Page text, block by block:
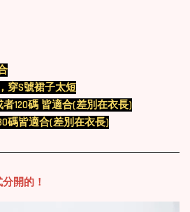
穿S號裙子太短
者120碼 皆適合(差別在衣長)
碼皆適合(差別在衣長)
開的！